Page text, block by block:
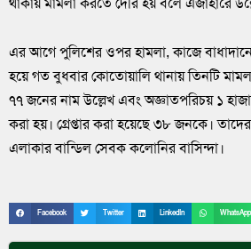
এর আগে পুলিশের ওপর হামলা, কাজে
হয়ে গত বুধবার কোতোয়ালি থানায় তিনটি
৭৭ জনের নাম উল্লেখ এবং অজ্ঞাতপরিচয় ১
করা হয়। গ্রেপ্তার করা হয়েছে ৩৮ জনকে।
এলাকার বান্ডিল সেবক কলোনির বাসিন্দা।
Facebook Twitter LinkedIn WhatsApp